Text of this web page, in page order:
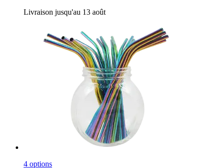
Livraison jusqu'au 13 août
4 options